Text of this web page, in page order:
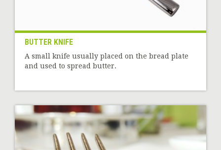
BUTTER KNIFE
A small knife usually placed on the bread plate
and used to spread butter.